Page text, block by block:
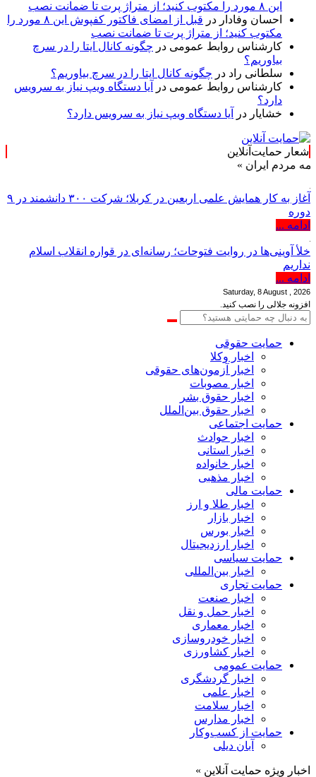
این ۸ مورد را مکتوب کنید؛ از متراژ پرت تا ضمانت نصب
احسان وفادار در
قبل از امضای فاکتور کفپوش این ۸ مورد را
مکتوب کنید؛ از متراژ پرت تا ضمانت نصب
کارشناس روابط عمومی در چگونه کانال ایتا را در سرچ
بیاوریم؟
سلطانی راد در چگونه کانال ایتا را در سرچ بیاوریم؟
کارشناس روابط عمومی در
آیا دستگاه ویپ نیاز به سرویس
دارد؟
خشایار در آیا دستگاه ویپ نیاز به سرویس دارد؟
شعار حمایت‌آنلاین
ایران »
آغاز به کار همایش علمی اربعین در کربلا؛ شرکت ۳۰۰ دانشمند در ۹
دوره
ادامه ...
خلأ آوینی‌ها در روایت فتوحات؛ رسانه‌ای در قواره انقلاب اسلام
نداریم
ادامه ...
Saturday, 8 August , 2026
افزونه جلالی را نصب کنید.
حمایت حقوقی
اخبار وکلا
اخبار آزمون‌های حقوقی
اخبار مصوبات
اخبار حقوق بشر
اخبار حقوق بین‌الملل
حمایت اجتماعی
اخبار حوادث
اخبار استانی
اخبار خانواده
اخبار مذهبی
حمایت مالی
اخبار طلا و ارز
اخبار بازار
اخبار بورس
اخبار ارزدیجیتال
حمایت سیاسی
اخبار بین‌المللی
حمایت تجاری
اخبار صنعت
اخبار حمل و نقل
اخبار معماری
اخبار خودروسازی
اخبار کشاورزی
حمایت عمومی
اخبار گردشگری
اخبار علمی
اخبار سلامت
اخبار مدارس
حمایت از کسب‌وکار
آبان دیلی
اخبار ویژه حمایت آنلاین »